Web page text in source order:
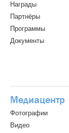
Награды
Партнёры
Программы
Документы
Медиацентр
Фотографии
Видео